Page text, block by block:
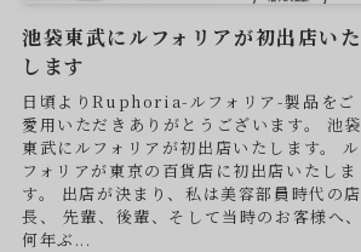
池袋東武にルフォリアが初出店いた
します
日頃よりRuphoria-ルフォリア-製品をご
愛用いただきありがとうございます。 池袋
東武にルフォリアが初出店いたします。 ル
フォリアが東京の百貨店に初出店いたしま
す。 出店が決まり、私は美容部員時代の店
長、 先輩、後輩、そして当時のお客様へ、
何年ぶ...